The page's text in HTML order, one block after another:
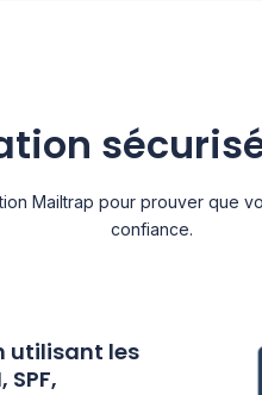
Mailtrap pour prouver que
confiance.
utilisant les